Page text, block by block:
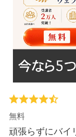
無料
頑張らずにバイ